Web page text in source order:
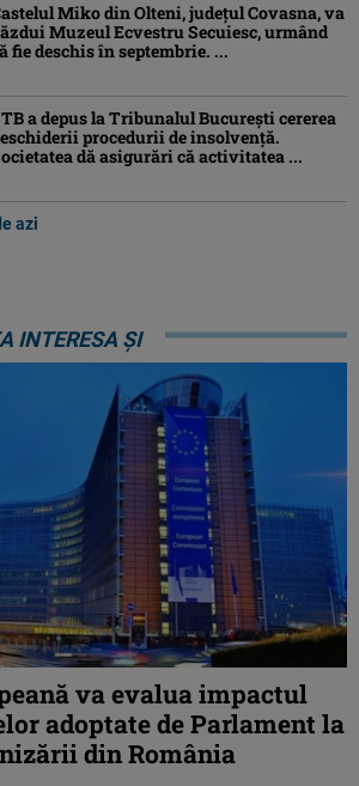
Miko din Olteni, județul Covasna, va
Muzeul Ecvestru Secuiesc, urmând
fie deschis în septembrie. ...
a depus la Tribunalul București cererea
procedurii de insolvență.
dă asigurări că activitatea ...
azi
INTERESA ȘI
va evalua impactul
adoptate de Parlament la
din România